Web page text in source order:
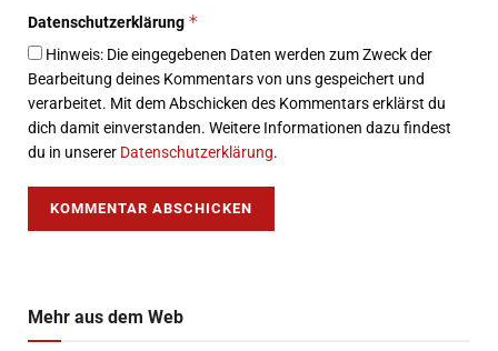
Datenschutzerklärung *
Hinweis: Die eingegebenen Daten werden zum Zweck der
Bearbeitung deines Kommentars von uns gespeichert und
verarbeitet. Mit dem Abschicken des Kommentars erklärst du
dich damit einverstanden. Weitere Informationen dazu findest
du in unserer Datenschutzerklärung.
Mehr aus dem Web